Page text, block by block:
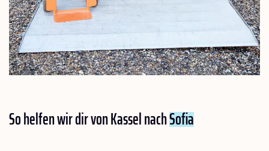
So helfen wir dir von Kassel nachSofia